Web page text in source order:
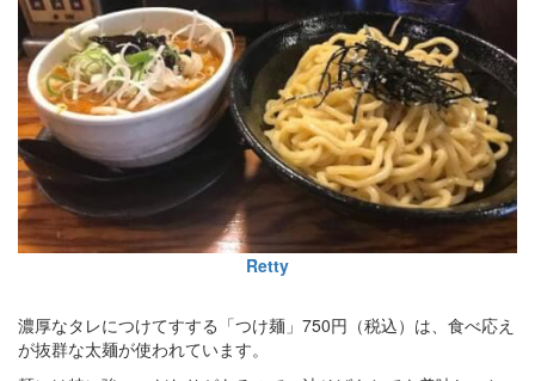
Retty
濃厚なタレにつけてすする「つけ麺」750円（税込）は、食べ応え
が抜群な太麺が使われています。